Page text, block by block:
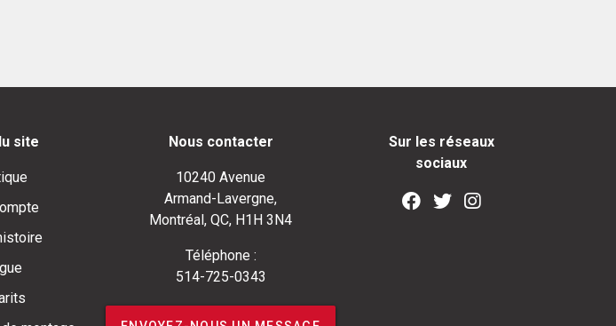
site Nous contacter
10240 Avenue
Armand-Lavergne,
Montréal, QC, H1H 3N4
Téléphone :
514-725-0343
Sur les réseaux
sociaux